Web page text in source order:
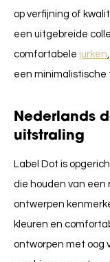
op verfijning of
een uitgebreide
comfortabele jurken
een minimalistische
Nederlands
uitstraling
Label Dot is
die houden van een
ontwerpen
kleuren en
ontworpen met oog